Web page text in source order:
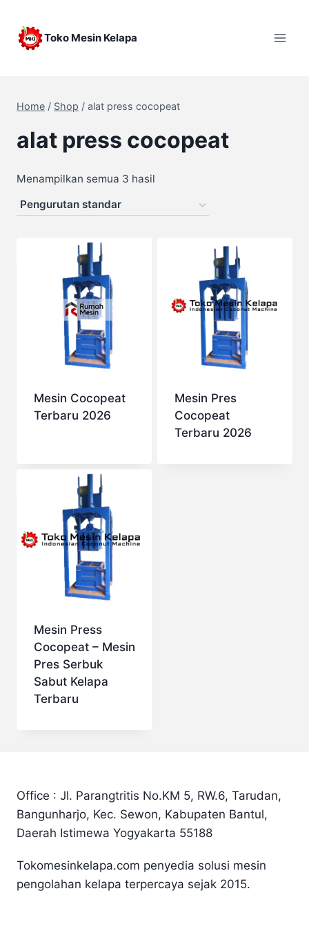
content
Toko Mesin Kelapa
Home / Shop / alat press cocopeat
alat press cocopeat
Menampilkan semua 3 hasil
Mesin Cocopeat
Terbaru 2026
Mesin Pres
Cocopeat
Terbaru 2026
Mesin Press
Cocopeat – Mesin
Pres Serbuk
Sabut Kelapa
Terbaru
Office : Jl. Parangtritis No.KM 5, RW.6, Tarudan,
Bangunharjo, Kec. Sewon, Kabupaten Bantul,
Daerah Istimewa Yogyakarta 55188
Tokomesinkelapa.com penyedia solusi mesin
pengolahan kelapa terpercaya sejak 2015.